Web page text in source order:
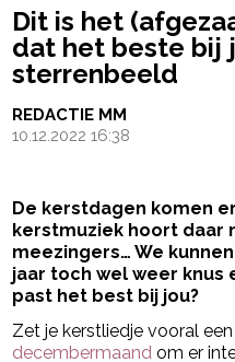
Dit is het
dat het beste bij
sterrenbeeld
REDACTIE MM
10.12.2022 16:38
De kerstdagen komen
kerstmuziek hoort daar
meezingers… We
jaar toch wel weer knus
past het best bij jou?
Zet je kerstliedje vooral
decembermaand om er